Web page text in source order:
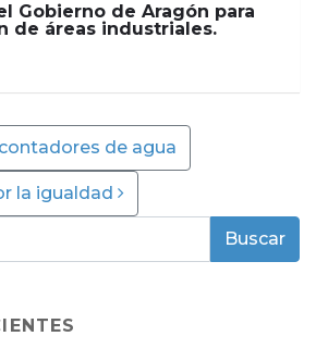
Gobierno de Aragón para
de áreas industriales.
de agua
la igualdad